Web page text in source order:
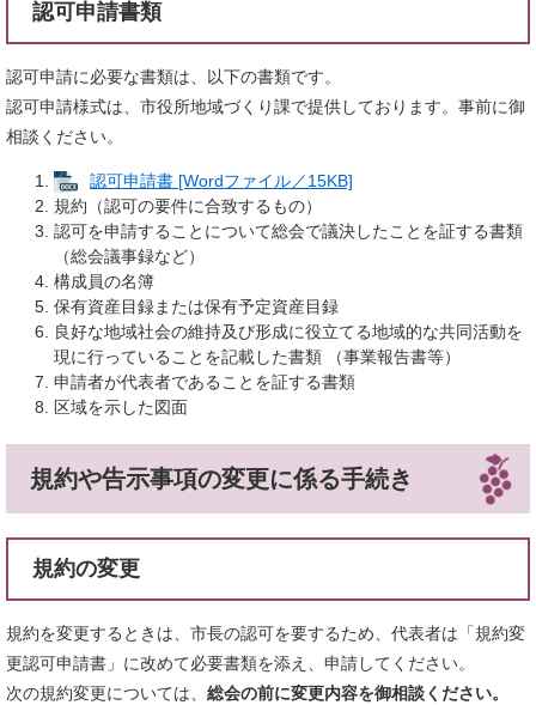
認可申請書類
認可申請に必要な書類は、以下の書類です。
認可申請様式は、市役所地域づくり課で提供しております。事前に御
相談ください。
認可申請書 [Wordファイル／15KB]
規約（認可の要件に合致するもの）
認可を申請することについて総会で議決したことを証する書類
（総会議事録など）
構成員の名簿
保有資産目録または保有予定資産目録
良好な地域社会の維持及び形成に役立てる地域的な共同活動を
現に行っていることを記載した書類 （事業報告書等）
申請者が代表者であることを証する書類
区域を示した図面
規約や告示事項の変更に係る手続き
規約の変更
規約を変更するときは、市長の認可を要するため、代表者は「規約変
更認可申請書」に改めて必要書類を添え、申請してください。
次の規約変更については、 総会の前に変更内容を御相談ください。